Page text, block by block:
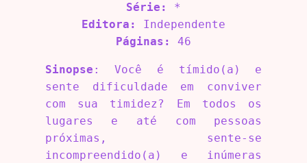
Série:
*
Editora:
Independente
Páginas:
46
Sinopse : Você é tímido(a) e
sente dificuldade em conviver
com sua timidez? Em todos os
lugares e até com pessoas
próximas, sente-se
incompreendido(a) e inúmeras